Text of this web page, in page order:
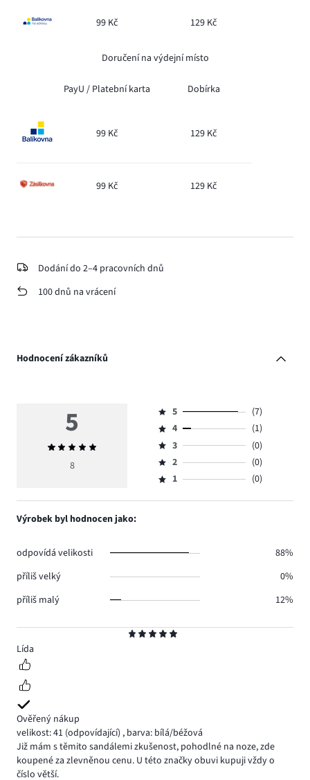
99 Kč 129 Kč
Doručení na výdejní místo
PayU / Platební karta Dobírka
99 Kč 129 Kč
99 Kč 129 Kč
Dodání do 2–4 pracovních dnů
100 dnů na vrácení
Hodnocení zákazníků
5Lída
Ověřený nákup
velikost: 41 (odpovídající) , barva: bílá/béžová
Již mám s těmito sandálemi zkušenost, pohodlné na noze, zde
koupené za zlevněnou cenu. U této značky obuvi kupuji vždy o
číslo větší.
5
Průměrné
hodnocení
8
Hodnocení
5,
počet
hlasů
7.
5
(7)
Hodnocení
4,
počet
hlasů
4
(1)
Hodnocení
3,
počet
3
(0)
Hodnocení
2,
2
(0)
Hodnocení
1,
1 (0)
Výrobek byl hodnocen jako:
odpovídá velikosti
88%
příliš velký
0%
příliš malý
12%